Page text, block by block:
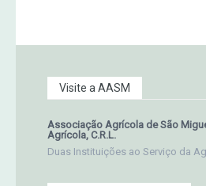
Visite a AASM
Associação Agrícola de São
Agrícola, C.R.L.
Duas Instituições ao Serviço da